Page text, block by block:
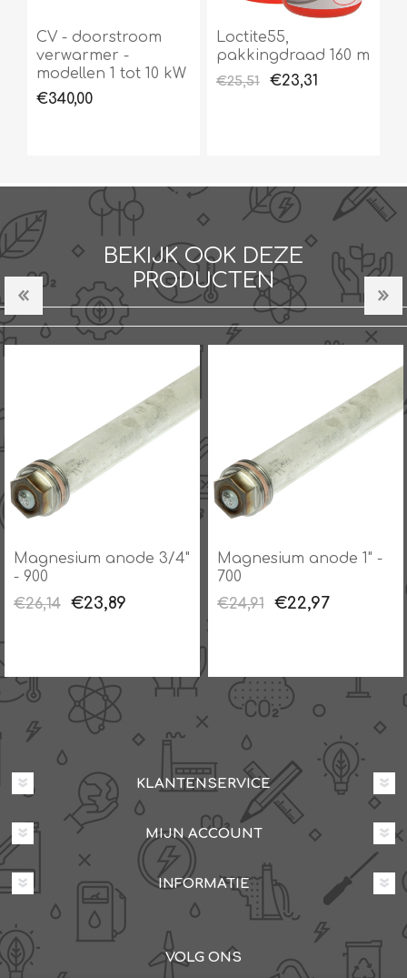
CV - doorstroom
verwarmer -
modellen 1 tot 10 kW
€340,00
Loctite55,
pakkingdraad 160 m
€25,51 €23,31
BEKIJK OOK DEZE
PRODUCTEN
Magnesium anode 1" -
700
€24,91
€22,97
Magnesium anode 1" -
900
€42,48
€38,81
KLANTENSERVICE
MIJN ACCOUNT
INFORMATIE
VOLG ONS